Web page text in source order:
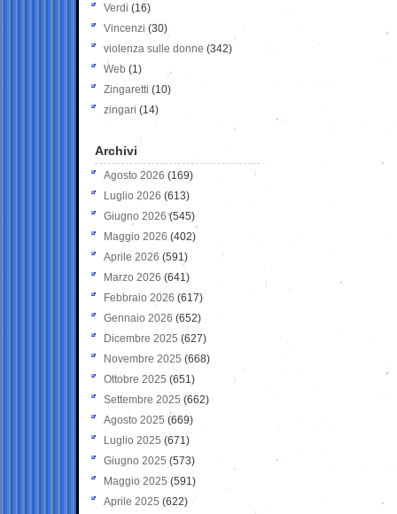
Verdi (16)
Vincenzi (30)
violenza sulle donne (342)
Web (1)
Zingaretti (10)
zingari (14)
Archivi
Agosto 2026 (169)
Luglio 2026 (613)
Giugno 2026 (545)
Maggio 2026 (402)
Aprile 2026 (591)
Marzo 2026 (641)
Febbraio 2026 (617)
Gennaio 2026 (652)
Dicembre 2025 (627)
Novembre 2025 (668)
Ottobre 2025 (651)
Settembre 2025 (662)
Agosto 2025 (669)
Luglio 2025 (671)
Giugno 2025 (573)
Maggio 2025 (591)
Aprile 2025 (622)